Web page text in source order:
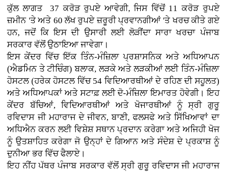
ਕੁੱਲ ਲਾਗਤ 37 ਕਰੋੜ ਰੁਪਏ ਆਵੇਗੀ, ਜਿਸ ਵਿੱਚੋਂ 11 ਕਰੋੜ ਰੁਪਏ
ਜ਼ਮੀਨ 'ਤੇ ਅਤੇ 60 ਲੱਖ ਰੁਪਏ ਜ਼ਰੂਰੀ ਪ੍ਰਵਾਨਗੀਆਂ 'ਤੇ ਖਰਚ ਕੀਤੇ ਗਏ
ਹਨ, ਜਦੋਂ ਕਿ ਇਸ ਦੀ ਉਸਾਰੀ ਲਈ ਲੋੜੀਂਦਾ ਸਾਰਾ ਖਰਚਾ ਪੰਜਾਬ
ਸਰਕਾਰ ਵੱਲੋਂ ਉਠਾਇਆ ਜਾਵੇਗਾ।
ਇਸ ਕੇਂਦਰ ਵਿੱਚ ਇੱਕ ਤਿੰਨ-ਮੰਜ਼ਿਲਾ ਪ੍ਰਸ਼ਾਸਨਿਕ ਅਤੇ ਅਧਿਆਪਨ
(ਐਡਮਿਨ ਤੇ ਟੀਚਿੰਗ) ਬਲਾਕ, ਲੜਕੇ ਅਤੇ ਲੜਕੀਆਂ ਲਈ ਤਿੰਨ-ਮੰਜ਼ਿਲਾ
ਹੋਸਟਲ (ਹਰੇਕ ਹੋਸਟਲ ਵਿੱਚ 54 ਵਿਦਿਆਰਥੀਆਂ ਦੇ ਰਹਿਣ ਦੀ ਸਹੂਲਤ)
ਅਤੇ ਅਧਿਆਪਕਾਂ ਅਤੇ ਸਟਾਫ਼ ਲਈ ਦੋ-ਮੰਜ਼ਿਲਾ ਇਮਾਰਤ ਹੋਵੇਗੀ। ਇਹ
ਕੇਂਦਰ ਬੱਚਿਆਂ, ਵਿਦਿਆਰਥੀਆਂ ਅਤੇ ਖੋਜਾਰਥੀਆਂ ਨੂੰ ਸ੍ਰੀ ਗੁਰੂ
ਰਵਿਦਾਸ ਜੀ ਮਹਾਰਾਜ ਦੇ ਜੀਵਨ, ਬਾਣੀ, ਫਲਸਫੇ ਅਤੇ ਸਿੱਖਿਆਵਾਂ ਦਾ
ਅਧਿਐਨ ਕਰਨ ਲਈ ਵਿਸ਼ੇਸ਼ ਸਥਾਨ ਪ੍ਰਦਾਨ ਕਰੇਗਾ ਅਤੇ ਅਜਿਹੀ ਖੋਜ
ਨੂੰ ਉਤਸ਼ਾਹਿਤ ਕਰੇਗਾ ਜੋ ਉਨ੍ਹਾਂ ਦੇ ਗਿਆਨ ਅਤੇ ਸੰਦੇਸ਼ ਦੇ ਪ੍ਰਕਾਸ਼ ਨੂੰ
ਦੁਨੀਆ ਭਰ ਵਿੱਚ ਫੈਲਾਏ।
ਇਹ ਨੀਂਹ ਪੱਥਰ ਪੰਜਾਬ ਸਰਕਾਰ ਵੱਲੋਂ ਸ੍ਰੀ ਗੁਰੂ ਰਵਿਦਾਸ ਜੀ ਮਹਾਰਾਜ